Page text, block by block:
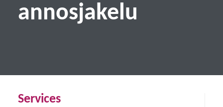
Offres
Français
annosjakelu
Services